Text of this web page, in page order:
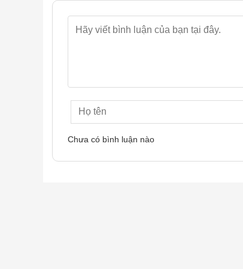
Trạm Omni đa năng –
Chưa có bình luận nào